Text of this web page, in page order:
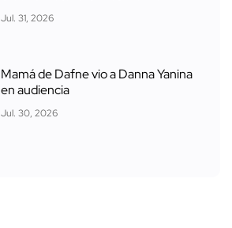
Jul. 31, 2026
Mamá de Dafne vio a Danna Yanina
en audiencia
Jul. 30, 2026